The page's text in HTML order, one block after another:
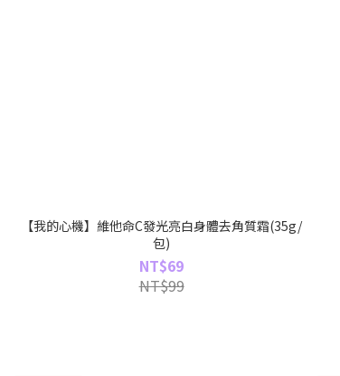
【我的心機】維他命C發光亮白身體去角質霜(35g/
包)
NT$69
NT$99